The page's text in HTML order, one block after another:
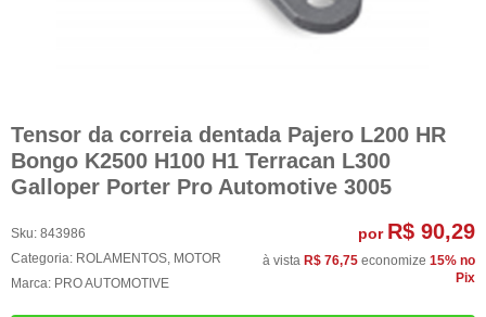
Tensor da correia dentada Pajero L200 HR
Bongo K2500 H100 H1 Terracan L300
Galloper Porter Pro Automotive 3005
Sku: 843986
Categoria: ROLAMENTOS, MOTOR
Marca: PRO AUTOMOTIVE
por R$ 90,29
à vista R$ 76,75 economize 15% no
Pix